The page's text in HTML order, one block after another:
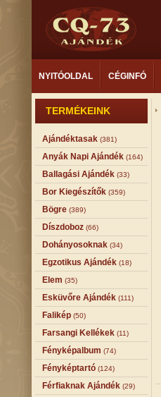
NYITÓOLDAL CÉGINFÓ
TERMÉKEINK
Ajándéktasak (381)
Anyák Napi Ajándék (164)
Ballagási Ajándék (33)
Bor Kiegészítők (359)
Bögre (389)
Díszdoboz (66)
Dohányosoknak (34)
Egzotikus Ajándék (18)
Elem (35)
Esküvőre Ajándék (111)
Falikép (50)
Farsangi Kellékek (11)
Fényképalbum (74)
Fényképtartó (124)
Férfiaknak Ajándék (29)